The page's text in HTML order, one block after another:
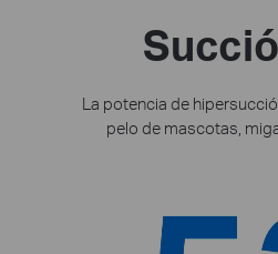
La potencia de
pelo de mascotas,